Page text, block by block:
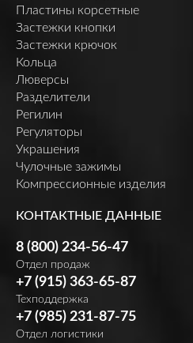
Пластины корсетные
Застежки кнопки
Застежки крючок
Кольца
Люверсы
Разделители
Регилин
Регуляторы
Украшения
Чулочные зажимы
Компрессионные изделия
КОНТАКТНЫЕ ДАННЫЕ
8 (800) 234-56-47
Отдел продаж
+7 (915) 363-65-87
Техподдержка
+7 (985) 231-87-75
Отдел логистики